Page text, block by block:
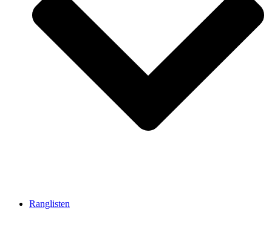
Ranglisten